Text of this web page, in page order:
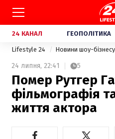
24 КАНАЛ ГЕОПОЛІТИКА
Lifestyle 24 Новини шоу-бізнесу
24 липня, 22:41 5
Помер Рутгер
фільмографія
життя актора